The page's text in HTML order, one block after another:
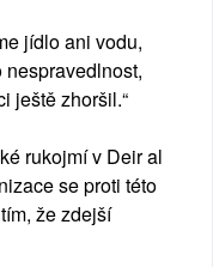
jídlo ani vodu,
ještě zhoršil.“
rukojmí v Deir al
se proti této
že zdejší